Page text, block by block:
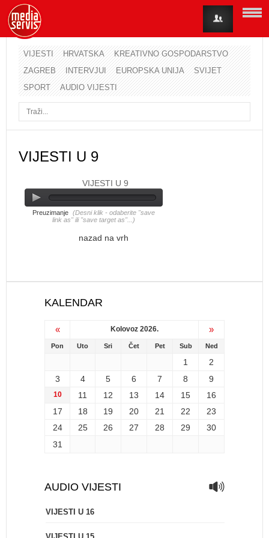
VIJESTI HRVATSKA
KREATIVNO GOSPODARSTVO
ZAGREB
INTERVJUI EUROPSKA UNIJA
SVIJET
SPORT
AUDIO VIJESTI
VIJESTI U 9
VIJESTI U 9
Preuzimanje (Desni klik - odaberite "save
link as" ili "save target as"...)
nazad na vrh
KALENDAR
« Kolovoz 2026. »
Pon Uto Sri Čet Pet Sub Ned
1
2
3
4 5 6 7 8 9
10 11 12 13 14 15
16
17
18 19 20 21 22
23
24
25 26 27 28 29
30
31
AUDIO VIJESTI
VIJESTI U 16
Korisničko ime
Lozinka
Zaboravili ste lozinku?